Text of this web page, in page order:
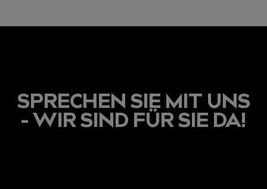
SPRECHEN SIE MIT UNS
- WIR SIND FÜR SIE DA!